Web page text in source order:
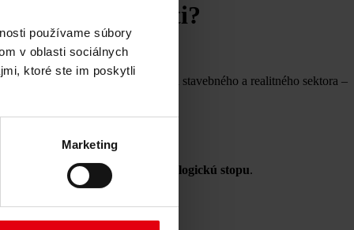
používame súbory
v oblasti sociálnych
ktoré ste im poskytli
Marketing
budúcnosti?
optimizmom pozerajú do budúcnosti stavebného a realitného sektora –
a maťčo najmenšiu ekologickú stopu.